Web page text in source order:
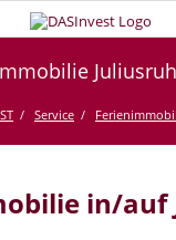
Service
in/auf